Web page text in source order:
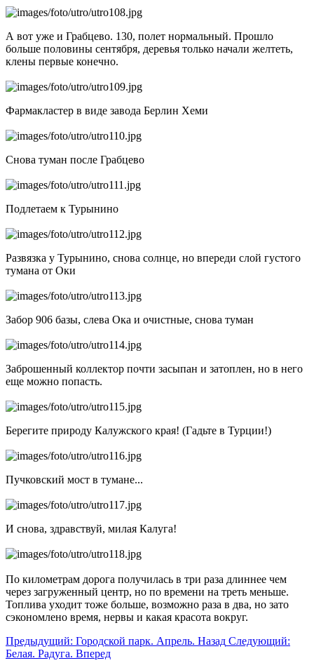
А вот уже и Грабцево. 130, полет нормальный. Прошло
больше половины сентября, деревья только начали желтеть,
клены первые конечно.
Фармакластер в виде завода Берлин Хеми
Снова туман после Грабцево
Подлетаем к Турынино
Развязка у Турынино, снова солнце, но впереди слой густого
тумана от Оки
Забор 906 базы, слева Ока и очистные, снова туман
Заброшенный коллектор почти засыпан и затоплен, но в него
еще можно попасть.
Берегите природу Калужского края! (Гадьте в Турции!)
Пучковский мост в тумане...
И снова, здравствуй, милая Калуга!
По километрам дорога получилась в три раза длиннее чем
через загруженный центр, но по времени на треть меньше.
Топлива уходит тоже больше, возможно раза в два, но зато
сэкономлено время, нервы и какая красота вокруг.
Предыдущий: Городской парк. Апрель. Назад Следующий:
Белая. Радуга. Вперед